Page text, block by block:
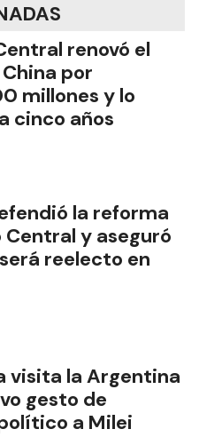
renovó el
por
millones y lo
cinco años
la reforma
Central y aseguró
reelecto en
visita la Argentina
gesto de
a Milei